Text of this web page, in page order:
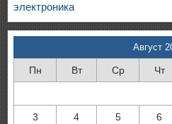
электроника
Август
Пн Вт Ср Чт
3 4 5 6